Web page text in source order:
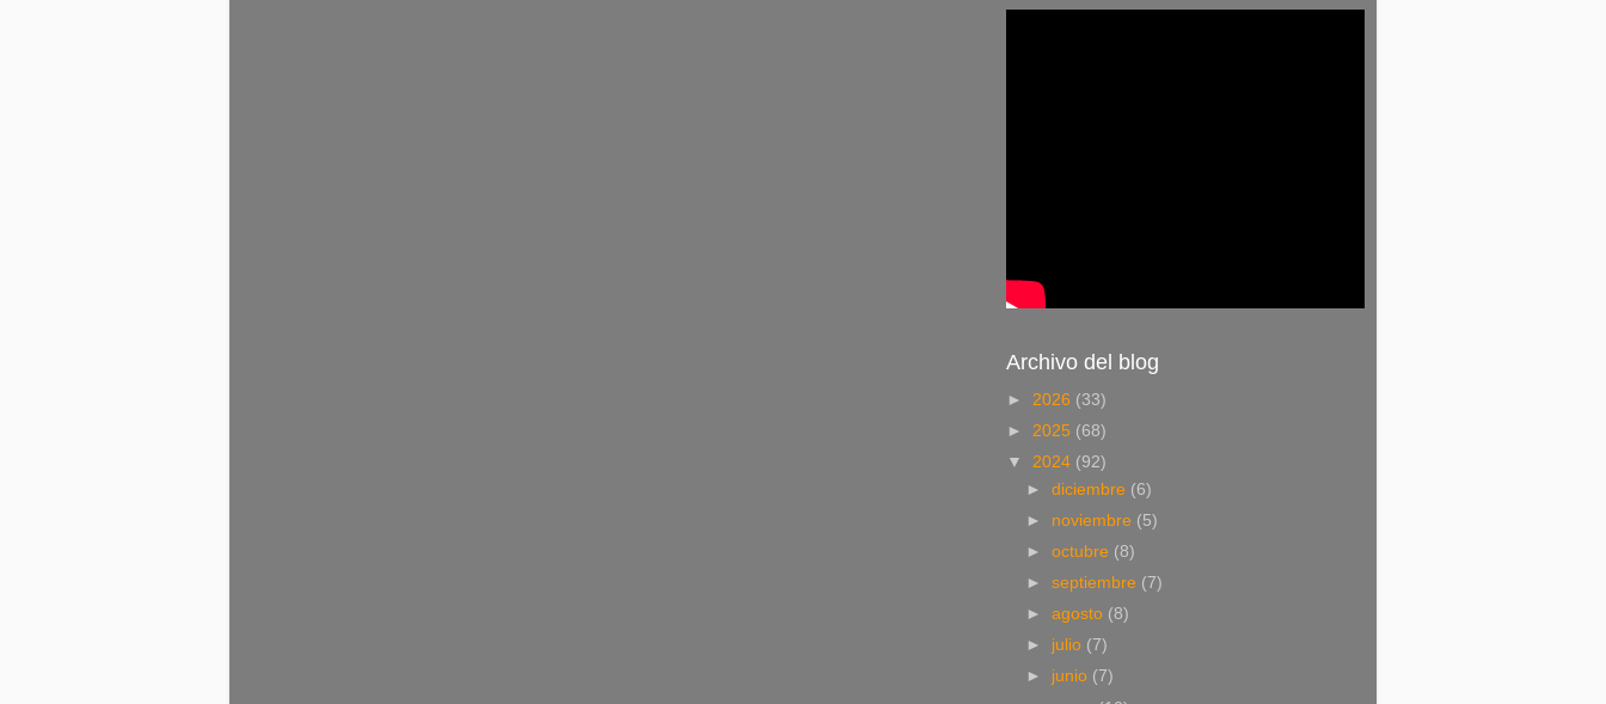
Archivo del blog
► 2026 (33)
► 2025 (68)
▼ 2024 (92)
►diciembre (6)
► noviembre (5)
►octubre (8)
►septiembre (7)
►agosto (8)
► julio (7)
► junio (7)